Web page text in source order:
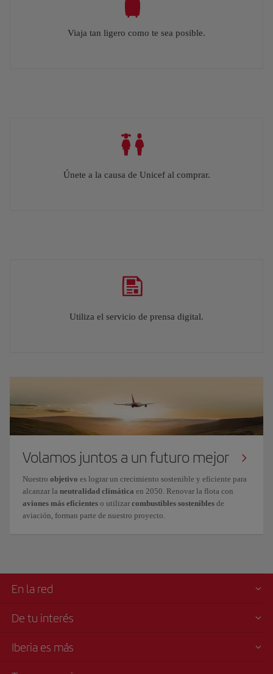
Viaja tan ligero como te sea posible.
Únete a la causa de Unicef al comprar.
Utiliza el servicio de prensa digital.
Volamos juntos a un futuro mejor
Nuestro objetivo es lograr un crecimiento sostenible y eficiente para
alcanzar la neutralidad climática en 2050. Renovar la flota con
aviones más eficientes o utilizar combustibles sostenibles de
aviación, forman parte de nuestro proyecto.
En la red
De tu interés
Iberia es más